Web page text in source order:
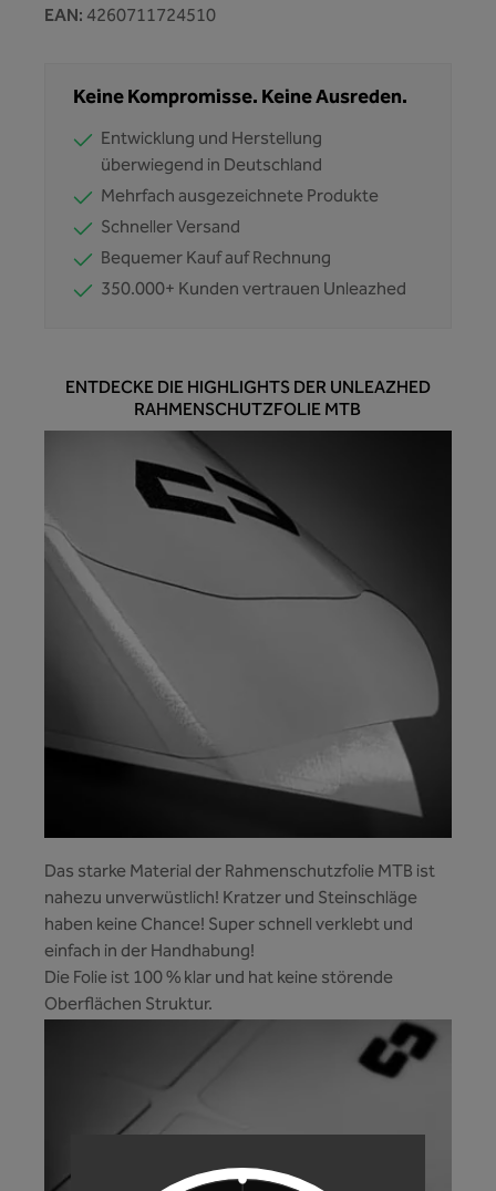
EAN: 4260711724510
Keine Kompromisse. Keine Ausreden.
Entwicklung und Herstellung
überwiegend in Deutschland
Mehrfach ausgezeichnete Produkte
Schneller Versand
Bequemer Kauf auf Rechnung
350.000+ Kunden vertrauen Unleazhed
ENTDECKE DIE HIGHLIGHTS DER UNLEAZHED
RAHMENSCHUTZFOLIE MTB
Das starke Material der Rahmenschutzfolie MTB ist
nahezu unverwüstlich! Kratzer und Steinschläge
haben keine Chance! Super schnell verklebt und
einfach in der Handhabung!
Die Folie ist 100 % klar und hat keine störende
Oberflächen Struktur.